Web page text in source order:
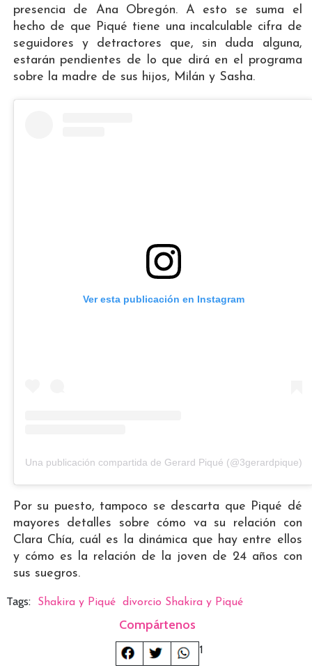
presencia de Ana Obregón. A esto se suma el
hecho de que Piqué tiene una incalculable cifra de
seguidores y detractores que, sin duda alguna,
estarán pendientes de lo que dirá en el programa
sobre la madre de sus hijos, Milán y Sasha.
Ver esta publicación en Instagram
Una publicación compartida de Gerard Piqué (@3gerardpique)
Por su puesto, tampoco se descarta que Piqué dé
mayores detalles sobre cómo va su relación con
Clara Chía, cuál es la dinámica que hay entre ellos
y cómo es la relación de la joven de 24 años con
sus suegros.
Tags: Shakira y Piqué divorcio Shakira y Piqué
Compártenos
1